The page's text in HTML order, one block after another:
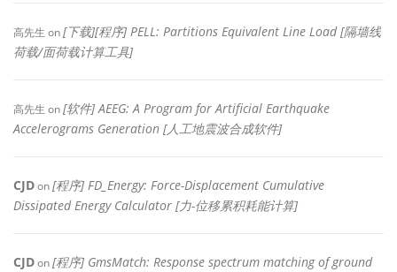
高先生 on[下载][程序] PELL: Partitions Equivalent Line Load [隔墙线
荷载/面荷载计算工具]
高先生 on[软件] AEEG: A Program for Artificial Earthquake
Accelerograms Generation [人工地震波合成软件]
CJDon[程序] FD_Energy: Force-Displacement Cumulative
Dissipated Energy Calculator [力-位移累积耗能计算]
CJDon[程序] GmsMatch: Response spectrum matching of ground